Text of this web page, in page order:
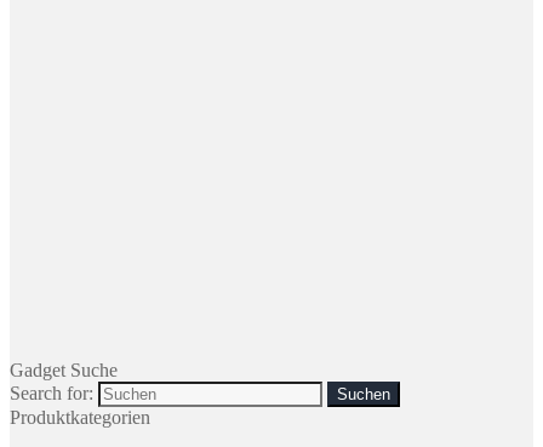
Gadget Suche
Search for:
Produktkategorien